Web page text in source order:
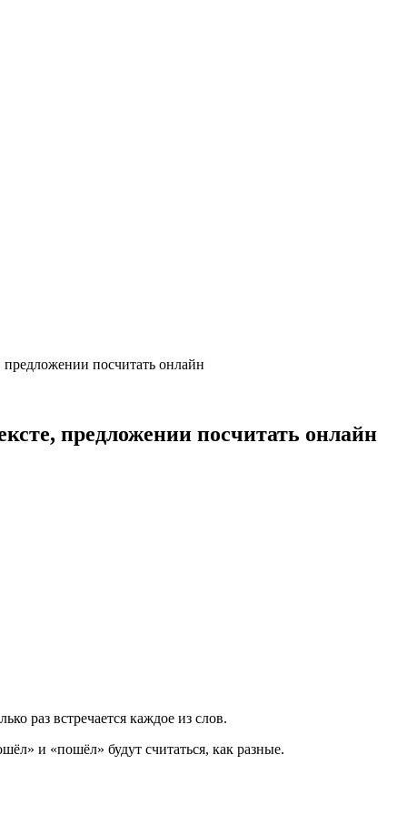
предложении посчитать онлайн
предложении посчитать онлайн
раз встречается каждое из слов.
и «пошёл» будут считаться, как разные.